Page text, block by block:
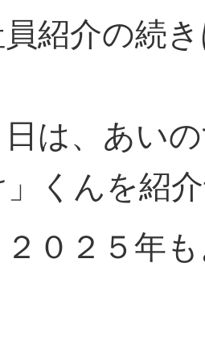
紹介の続
日は、あい
くんを紹
０２５年